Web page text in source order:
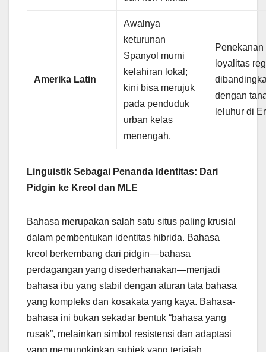
Amerika Latin
Awalnya
keturunan
Spanyol murni
kelahiran lokal;
kini bisa merujuk
pada penduduk
urban kelas
menengah.
Penekanan
loyalitas
dengan
leluhur di
Linguistik Sebagai Penanda Identitas: Dari
Pidgin ke Kreol dan MLE
Bahasa merupakan salah satu situs paling krusial
dalam pembentukan identitas hibrida. Bahasa
kreol berkembang dari pidgin—bahasa
perdagangan yang disederhanakan—menjadi
bahasa ibu yang stabil dengan aturan tata bahasa
yang kompleks dan kosakata yang kaya. Bahasa-
bahasa ini bukan sekadar bentuk “bahasa yang
rusak”, melainkan simbol resistensi dan adaptasi
yang memungkinkan subjek yang terjajah